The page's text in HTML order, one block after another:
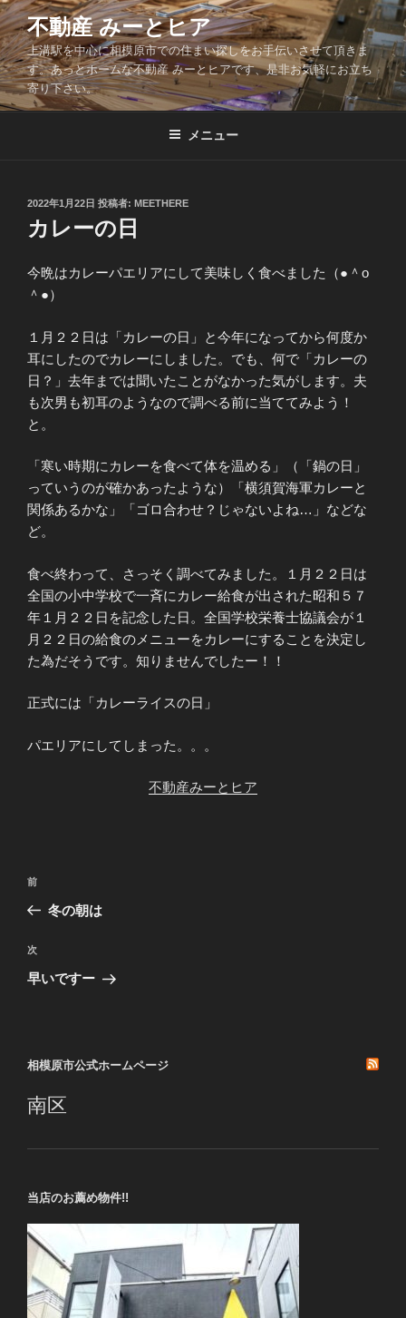
コ
ン
テ
ン
ツ
不動産 みーとヒア
上溝駅を中心に相模原市での住まい探しをお手伝いさせて頂きま
す。あっとホームな不動産 みーとヒアです、是非お気軽にお立ち
寄り下さい。
メニュー
投
日:
2022年1月22日 投稿者: MEETHERE
カレーの日
今晩はカレーパエリアにして美味しく食べました（●＾o
＾●）
１月２２日は「カレーの日」と今年になってから何度か
耳にしたのでカレーにしました。でも、何で「カレーの
日？」去年までは聞いたことがなかった気がします。夫
も次男も初耳のようなので調べる前に当ててみよう！
と。
「寒い時期にカレーを食べて体を温める」（「鍋の日」
っていうのが確かあったような）「横須賀海軍カレーと
関係あるかな」「ゴロ合わせ？じゃないよね…」などな
ど。
食べ終わって、さっそく調べてみました。１月２２日は
全国の小中学校で一斉にカレー給食が出された昭和５７
年１月２２日を記念した日。全国学校栄養士協議会が１
月２２日の給食のメニューをカレーにすることを決定し
た為だそうです。知りませんでしたー！！
正式には「カレーライスの日」
パエリアにしてしまった。。。
不動産みーとヒア
投
ビ
ゲ
ン
前
の
稿
前
冬の朝は
次
の
次
早いですー
相模原市公式ホームページ
南区
当店のお薦め物件!!